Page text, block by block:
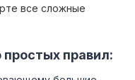
все сложные
простых правил: